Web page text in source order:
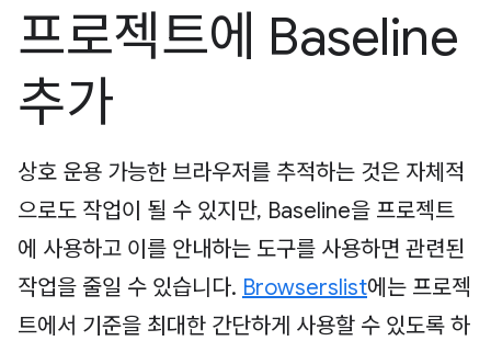
프로젝트에 Baseline
추가
상호 운용 가능한 브라우저를 추적하는 것은 자체적
으로도 작업이 될 수 있지만, Baseline을 프로젝트
에 사용하고 이를 안내하는 도구를 사용하면 관련된
작업을 줄일 수 있습니다. Browserslist에는 프로젝
트에서 기준을 최대한 간단하게 사용할 수 있도록 하